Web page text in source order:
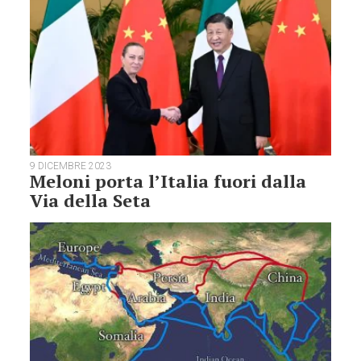
9 DICEMBRE 2023
Meloni porta l’Italia fuori dalla
Via della Seta